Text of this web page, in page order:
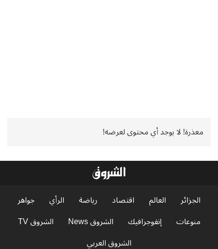
معذرة! لا يوجد أي محتوى لعرضه!
الجزائر العالم اقتصاد رياضة الرأي
جواهر
منوعات
إنفوجرافيك الشروق News
الشروق TV
الشروق العربي